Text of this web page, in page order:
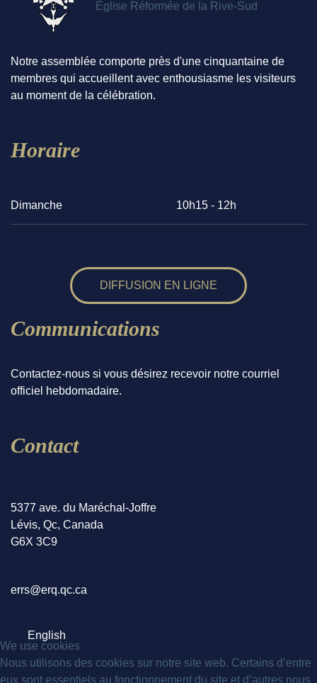
Église Réformée de la Rive-Sud
Notre assemblée comporte près d'une cinquantaine de
membres qui accueillent avec enthousiasme les visiteurs
au moment de la célébration.
Horaire
Dimanche 10h15 - 12h
DIFFUSION EN LIGNE
Communications
Contactez-nous si vous désirez recevoir notre courriel
officiel hebdomadaire.
Contact
5377 ave. du Maréchal-Joffre
Lévis, Qc, Canada
G6X 3C9
errs@erq.qc.ca
Sélectionnez votre langue
English
We use cookies
Nous utilisons des cookies sur notre site web. Certains d’entre
eux sont essentiels au fonctionnement du site et d’autres nous